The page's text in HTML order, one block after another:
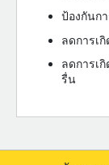
ป้องกันก
ลดการเ
ลดการเ
รื่น